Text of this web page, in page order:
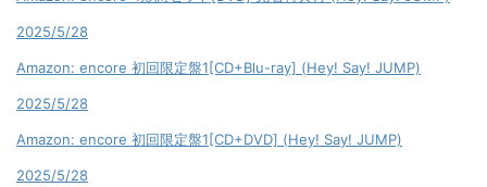
2025/5/28
Amazon: encore 初回限定盤1[CD+Blu-ray] (Hey! Say! JUMP)
2025/5/28
Amazon: encore 初回限定盤1[CD+DVD] (Hey! Say! JUMP)
2025/5/28